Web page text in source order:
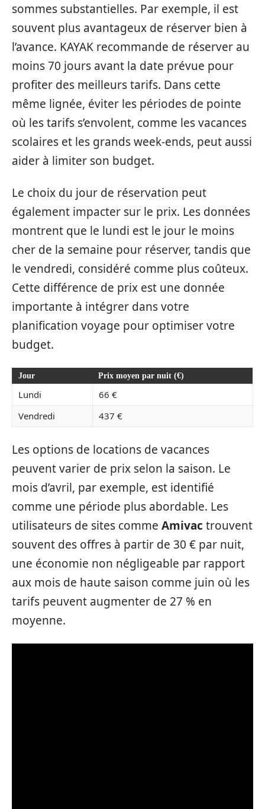
sommes substantielles. Par exemple, il est
souvent plus avantageux de réserver bien à
l’avance. KAYAK recommande de réserver au
moins 70 jours avant la date prévue pour
profiter des meilleurs tarifs. Dans cette
même lignée, éviter les périodes de pointe
où les tarifs s’envolent, comme les vacances
scolaires et les grands week-ends, peut aussi
aider à limiter son budget.
Le choix du jour de réservation peut
également impacter sur le prix. Les données
montrent que le lundi est le jour le moins
cher de la semaine pour réserver, tandis que
le vendredi, considéré comme plus coûteux.
Cette différence de prix est une donnée
importante à intégrer dans votre
planification voyage pour optimiser votre
budget.
Jour Prix moyen par nuit (€)
Lundi
66 €
Vendredi
437 €
Les options de locations de vacances
peuvent varier de prix selon la saison. Le
mois d’avril, par exemple, est identifié
comme une période plus abordable. Les
utilisateurs de sites comme Amivac trouvent
souvent des offres à partir de 30 € par nuit,
une économie non négligeable par rapport
aux mois de haute saison comme juin où les
tarifs peuvent augmenter de 27 % en
moyenne.